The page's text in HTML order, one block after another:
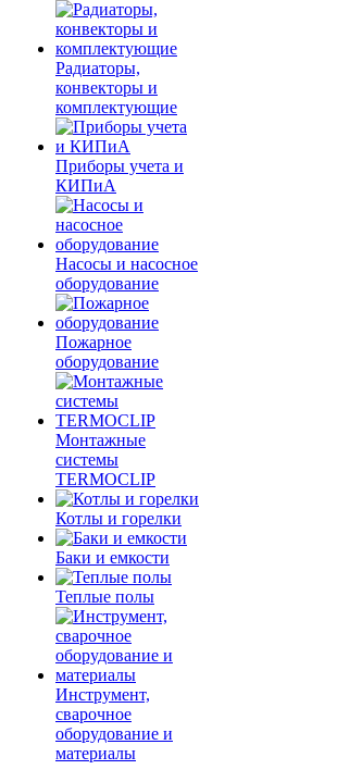
Радиаторы,
конвекторы и
комплектующие
Приборы учета и
КИПиА
Насосы и насосное
оборудование
Пожарное
оборудование
Монтажные
системы
TERMOCLIP
Котлы и горелки
Баки и емкости
Теплые полы
Инструмент,
сварочное
оборудование и
материалы